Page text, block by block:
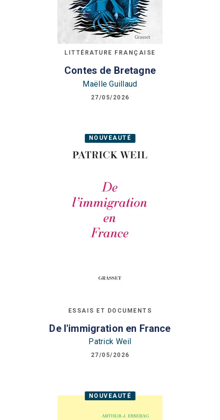
LITTÉRATURE FRANÇAISE
Contes de Bretagne
Maëlle Guillaud
27/05/2026
NOUVEAUTÉ
ESSAIS ET DOCUMENTS
De l'immigration en France
Patrick Weil
27/05/2026
NOUVEAUTÉ